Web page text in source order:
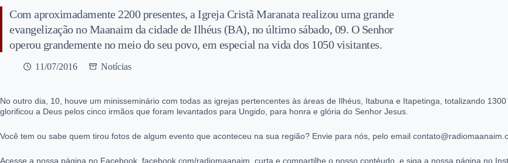
Com aproximadamente 2200 presentes, a Igreja Cristã Maranata realizou uma grande
evangelização no Maanaim da cidade de Ilhéus (BA), no último sábado, 09. O Senhor
operou grandemente no meio do seu povo, em especial na vida dos 1050 visitantes.
11/07/2016 Notícias
No outro dia, 10, houve um minisseminário com todas as igrejas pertencentes às áreas de Ilhéus, Itabuna e Itapetinga, totalizando
glorificou a Deus pelos cinco irmãos que foram levantados para Ungido, para honra e glória do Senhor Jesus.
Você tem ou sabe quem tirou fotos de algum evento que aconteceu na sua região? Envie para nós, pelo email
Acesse a nossa página no Facebook, facebook.com/radiomaanaim, curta e compartilhe o nosso contéudo, e siga a nossa página no